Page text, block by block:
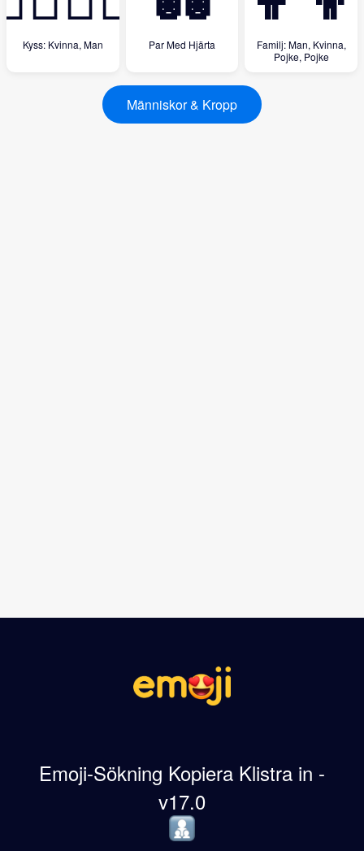
Kyss: Kvinna, Man Par Med Hjärta
Familj: Man, Kvinna,
Pojke, Pojke
Människor & Kropp
Emoji-Sökning Kopiera Klistra in -
v17.0